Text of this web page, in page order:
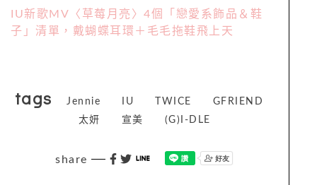
IU新歌MV〈草莓月亮〉4個「戀愛系飾品＆鞋
子」清單，戴蝴蝶耳環＋毛毛拖鞋飛上天
tags Jennie IU TWICE
GFRIEND
太妍
宣美 (G)I-DLE
share